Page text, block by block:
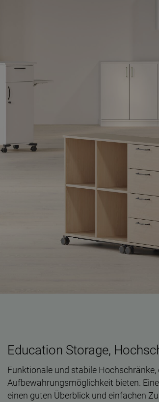
Education Storage,
Funktionale und stabile Hochschränke,
Aufbewahrungsmöglichkeit bieten.
einen guten Überblick und einfachen